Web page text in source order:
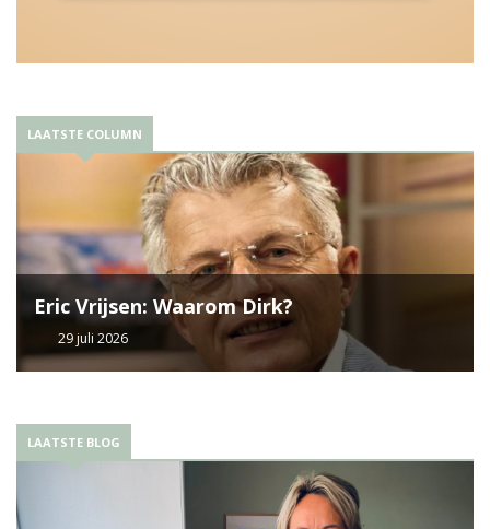
LAATSTE COLUMN
Eric Vrijsen: Waarom Dirk?
29 juli 2026
LAATSTE BLOG